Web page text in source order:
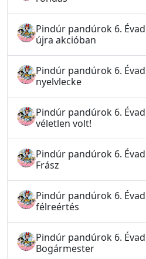
Pindúr pandúrok 6.
újra akcióban
Pindúr pandúrok 6.
nyelvlecke
Pindúr pandúrok 6.
véletlen volt!
Pindúr pandúrok 6.
Frász
Pindúr pandúrok 6.
félreértés
Pindúr pandúrok 6. Évad
Bogármester